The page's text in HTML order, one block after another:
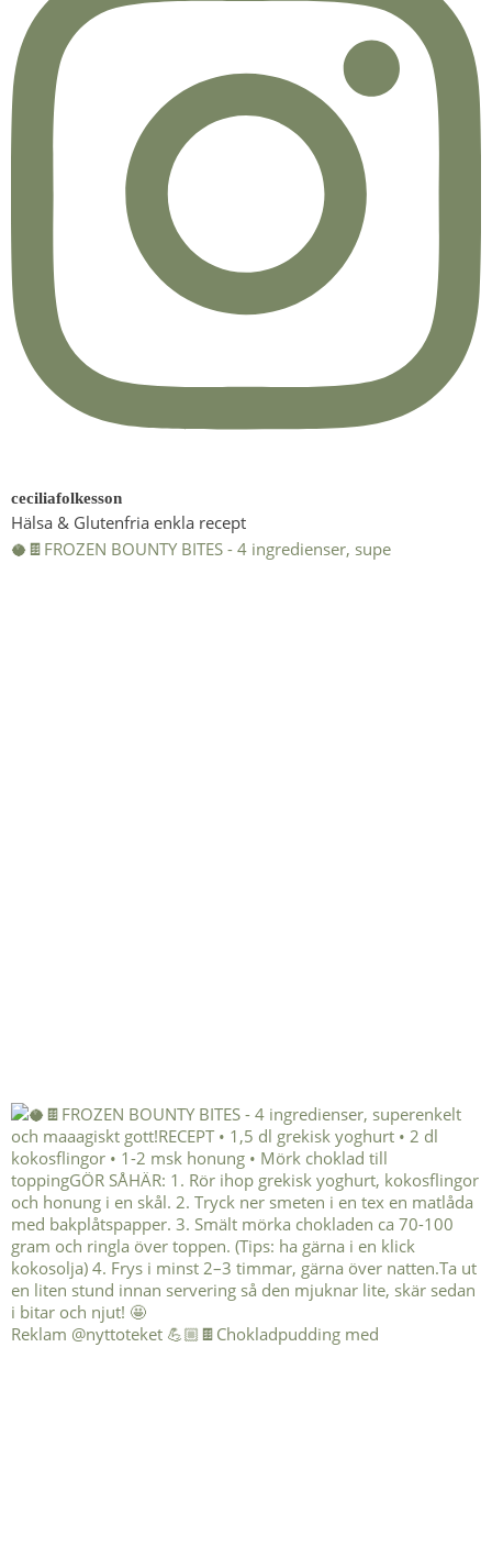
ceciliafolkesson
Hälsa & Glutenfria enkla recept
🥥🍫FROZEN BOUNTY BITES - 4 ingredienser, supe
Reklam @nyttoteket 💪🏼🍫Chokladpudding med